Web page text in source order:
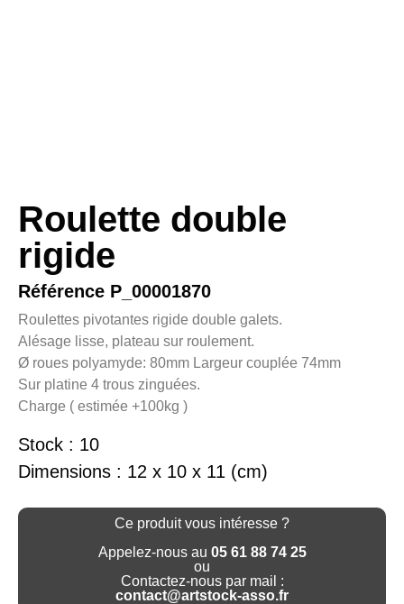
Roulette double
rigide
Référence P_00001870
Roulettes pivotantes rigide double galets.
Alésage lisse, plateau sur roulement.
Ø roues polyamyde: 80mm Largeur couplée 74mm
Sur platine 4 trous zinguées.
Charge ( estimée +100kg )
Stock : 10
Dimensions : 12 x 10 x 11 (cm)
Ce produit vous intéresse ?
Appelez-nous au 05 61 88 74 25
ou
Contactez-nous par mail :
contact@artstock-asso.fr